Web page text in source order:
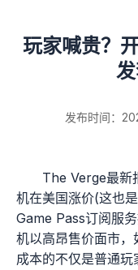
玩家喊贵？
发布时间：
The Verge最新
机在美国涨价(这也
Game Pass订阅服
机以高昂售价面市
成本的不仅是普通